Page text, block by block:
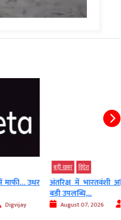
अंतरिक्ष में भारतवंशी अनिल मेनन की
August 07, 2026 AGNIBAN